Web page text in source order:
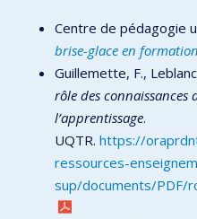
Centre de pédagogie
brise-glace en
Guillemette, F.,
rôle des connaissances
l’apprentissage.
UQTR. https://
ressources-
sup/documents/PDF/